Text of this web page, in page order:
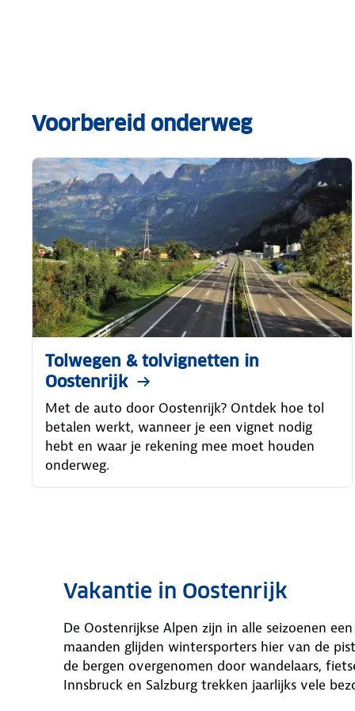
Voorbereid onderweg
Tolwegen & tolvignetten in
Oostenrijk
Met de auto door Oostenrijk? Ontdek hoe tol
betalen werkt, wanneer je een vignet nodig
hebt en waar je rekening mee moet houden
onderweg.
Vakantie in Oostenrijk
De Oostenrijkse Alpen zijn in alle seizoenen
maanden glijden wintersporters hier van de
de bergen overgenomen door wandelaars,
Innsbruck en Salzburg trekken jaarlijks vele